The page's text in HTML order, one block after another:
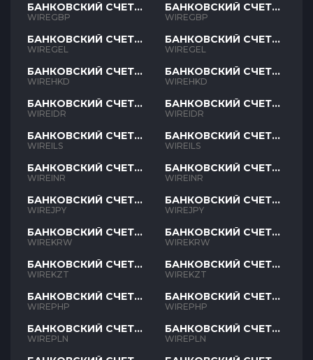
БАНКОВСКИЙ СЧЕТ
GBP
WIREGBP
БАНКОВСКИЙ СЧЕТ
GEL
WIREGEL
БАНКОВСКИЙ СЧЕТ
HKD
WIREHKD
БАНКОВСКИЙ СЧЕТ
IDR
WIREIDR
БАНКОВСКИЙ СЧЕТ
ILS
WIREILS
БАНКОВСКИЙ СЧЕТ
INR
WIREINR
БАНКОВСКИЙ СЧЕТ
JPY
WIREJPY
БАНКОВСКИЙ СЧЕТ
KRW
WIREKRW
БАНКОВСКИЙ СЧЕТ
KZT
WIREKZT
БАНКОВСКИЙ СЧЕТ
PHP
WIREPHP
БАНКОВСКИЙ СЧЕТ
PLN
WIREPLN
БАНКОВСКИЙ СЧЕТ
GBP
WIREGBP
БАНКОВСКИЙ СЧЕТ
GEL
WIREGEL
БАНКОВСКИЙ СЧЕТ
HKD
WIREHKD
БАНКОВСКИЙ СЧЕТ
IDR
WIREIDR
БАНКОВСКИЙ СЧЕТ
ILS
WIREILS
БАНКОВСКИЙ СЧЕТ
INR
WIREINR
БАНКОВСКИЙ СЧЕТ
JPY
WIREJPY
БАНКОВСКИЙ СЧЕТ
KRW
WIREKRW
БАНКОВСКИЙ СЧЕТ
KZT
WIREKZT
БАНКОВСКИЙ СЧЕТ
PHP
WIREPHP
БАНКОВСКИЙ СЧЕТ
PLN
WIREPLN